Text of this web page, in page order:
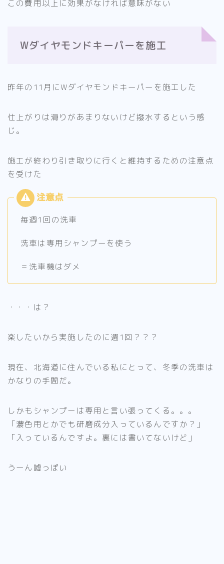
この費用以上に効果がなければ意味がない
Wダイヤモンドキーパーを施工
昨年の11月にWダイヤモンドキーパーを施工した
仕上がりは滑りがあまりないけど撥水するという感
じ。
施工が終わり引き取りに行くと維持するための注意点
を受けた
毎週1回の洗車
洗車は専用シャンプーを使う
＝洗車機はダメ
・・・は？
楽したいから実施したのに週1回？？？
現在、北海道に住んでいる私にとって、冬季の洗車は
かなりの手間だ。
しかもシャンプーは専用と言い張ってくる。。。
「濃色用とかでも研磨成分入っているんですか？」
「入っているんですよ。裏には書いてないけど」
うーん嘘っぽい